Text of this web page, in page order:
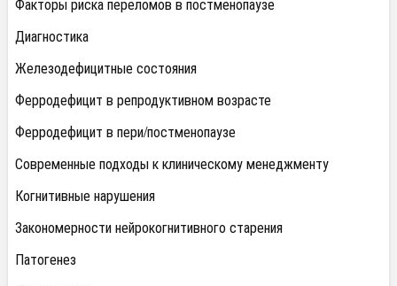
Диагностика
Железодефицитные состояния
Ферродефицит в репродуктивном возрасте
Ферродефицит в пери/постменопаузе
Современные подходы к клиническому менеджменту
Когнитивные нарушения
Закономерности нейрокогнитивного старения
Патогенез